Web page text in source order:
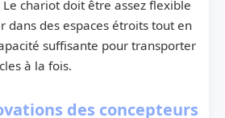
Le chariot doit être assez flexible
dans des espaces étroits tout en
suffisante pour transporter
à la fois.
des concepteurs